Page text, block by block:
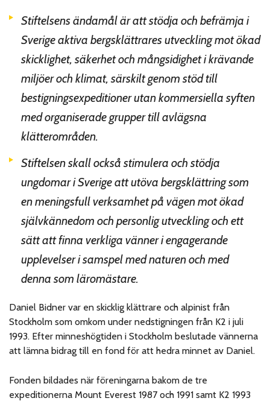
Stiftelsens ändamål är att stödja och befrämja i
Sverige aktiva bergsklättrares utveckling mot ökad
skicklighet, säkerhet och mångsidighet i krävande
miljöer och klimat, särskilt genom stöd till
bestigningsexpeditioner utan kommersiella syften
med organiserade grupper till avlägsna
klätterområden.
Stiftelsen skall också stimulera och stödja
ungdomar i Sverige att utöva bergsklättring som
en meningsfull verksamhet på vägen mot ökad
självkännedom och personlig utveckling och ett
sätt att finna verkliga vänner i engagerande
upplevelser i samspel med naturen och med
denna som läromästare.
Daniel Bidner var en skicklig klättrare och alpinist från
Stockholm som omkom under nedstigningen från K2 i juli
1993. Efter minneshögtiden i Stockholm beslutade vännerna
att lämna bidrag till en fond för att hedra minnet av Daniel.
Fonden bildades när föreningarna bakom de tre
expeditionerna Mount Everest 1987 och 1991 samt K2 1993